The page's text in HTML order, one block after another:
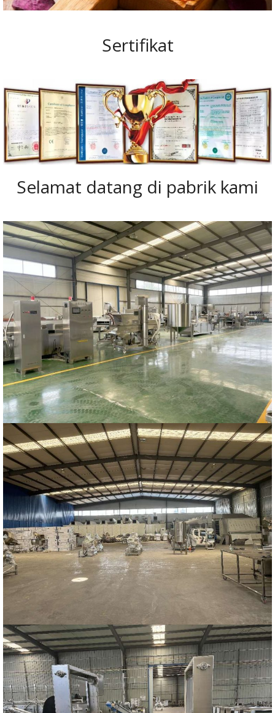
Sertifikat
Selamat datang di pabrik kami